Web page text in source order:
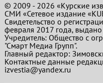
© 2009 - 2026 «Курские
СМИ «Сетевое издание
Свидетельство о
февраля 2017 года,
Учредитель: Общество с
"Смарт Медиа Групп".
Главный редактор:
Контактные данные
izvestia@yandex.ru